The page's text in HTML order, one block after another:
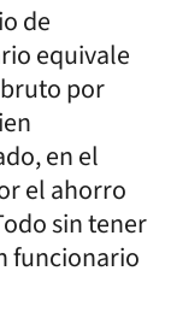
de
equivale
por
en el
el ahorro
sin tener
funcionario